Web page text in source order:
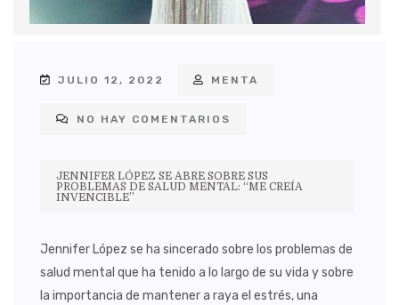
JULIO 12, 2022 MENTA
NO HAY COMENTARIOS
JENNIFER LÓPEZ SE ABRE SOBRE SUS
PROBLEMAS DE SALUD MENTAL: “ME CREÍA
INVENCIBLE”
Jennifer López se ha sincerado sobre los problemas de
salud mental que ha tenido a lo largo de su vida y sobre
la importancia de mantener a raya el estrés, una